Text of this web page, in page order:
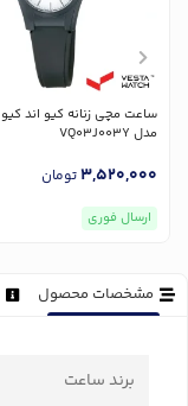
مدل VQ03J003Y
3,520,000تومان
ارسال فوری
مشخصات محصول
برند ساعت